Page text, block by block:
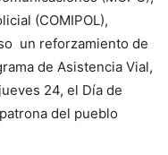
(COMIPOL),
un reforzamiento de
de Asistencia Vial,
24, el Día de
del pueblo